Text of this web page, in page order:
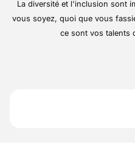
Vous serez amené à
systèmes de
tableaux
La diversité et l'inclusion sont
vous soyez, quoi que vous
ce sont vos talents